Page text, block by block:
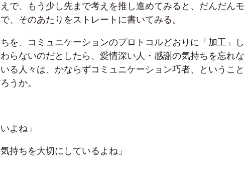
で、もう少し先まで考えを推し進めてみると、だんだんモ
、そのあたりをストレートに書いてみる。
を、コミュニケーションのプロトコルどおりに「加工」し
らないのだとしたら、愛情深い人・感謝の気持ちを忘れな
る人々は、かならずコミュニケーション巧者、ということ
うか。
よね」
持ちを大切にしているよね」